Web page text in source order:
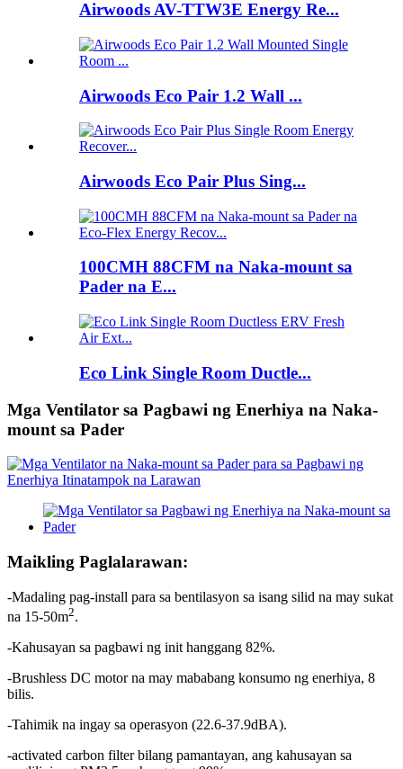
Airwoods AV-TTW3E Energy Re...
Airwoods Eco Pair 1.2 Wall ...
Airwoods Eco Pair Plus Sing...
100CMH 88CFM na Naka-mount sa
Pader na E...
Eco Link Single Room Ductle...
Mga Ventilator sa Pagbawi ng Enerhiya na Naka-
mount sa Pader
Maikling Paglalarawan:
-Madaling pag-install para sa bentilasyon sa isang silid na may sukat
na 15-50m2.
-Kahusayan sa pagbawi ng init hanggang 82%.
-Brushless DC motor na may mababang konsumo ng enerhiya, 8
bilis.
-Tahimik na ingay sa operasyon (22.6-37.9dBA).
-activated carbon filter bilang pamantayan, ang kahusayan sa